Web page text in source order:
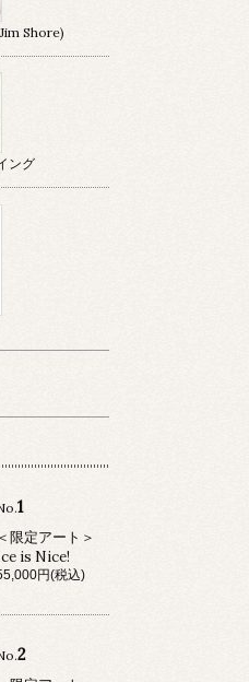
Shore)
ング
1
＜限定アート＞
is Nice!
円(税込)
2